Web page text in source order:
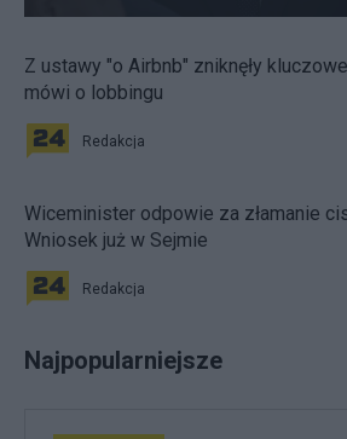
Z ustawy "o Airbnb" zniknęły
mówi o lobbingu
Redakcja
Wiceminister odpowie za złamanie
Wniosek już w Sejmie
Redakcja
Najpopularniejsze